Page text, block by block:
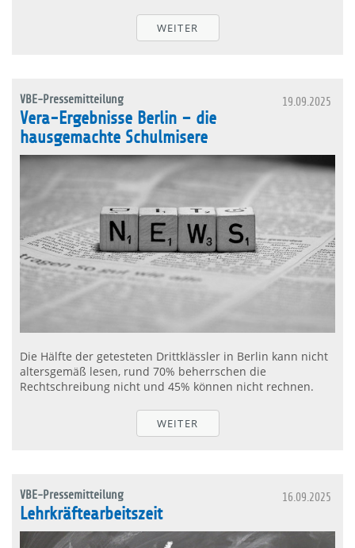
WEITER
19.09.2025
VBE-Pressemitteilung
Vera-Ergebnisse Berlin – die
hausgemachte Schulmisere
Die Hälfte der getesteten Drittklässler in Berlin kann nicht
altersgemäß lesen, rund 70% beherrschen die
Rechtschreibung nicht und 45% können nicht rechnen.
WEITER
16.09.2025
VBE-Pressemitteilung
Lehrkräftearbeitszeit